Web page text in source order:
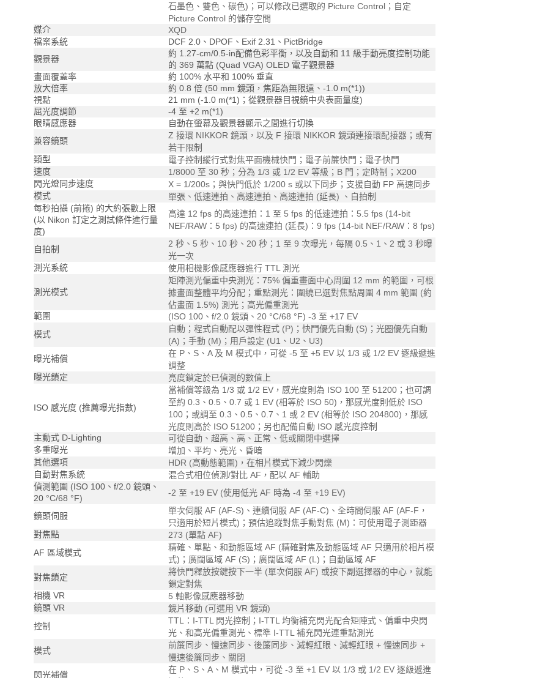
石墨色、雙色、碳色)；可以修改已選取的 Picture Control；自定
Picture Control 的儲存空間
媒介
XQD
檔案系統
DCF 2.0、DPOF、Exif 2.31、PictBridge
觀景器
約 1.27-cm/0.5-in配備色彩平衡，以及自動和 11 級手動亮度控制功能
的 369 萬點 (Quad VGA) OLED 電子觀景器
畫面覆蓋率
約 100% 水平和 100% 垂直
放大倍率
約 0.8 倍 (50 mm 鏡頭，焦距為無限遠、-1.0 m(*1))
視點
21 mm (-1.0 m(*1)；從觀景器目視鏡中央表面量度)
屈光度調節
-4 至 +2 m(*1)
眼睛感應器
自動在螢幕及觀景器顯示之間進行切換
兼容鏡頭
Z 接環 NIKKOR 鏡頭，以及 F 接環 NIKKOR 鏡頭連接環配接器；或有
若干限制
類型
電子控制縱行式對焦平面機械快門；電子前簾快門；電子快門
速度
1/8000 至 30 秒；分為 1/3 或 1/2 EV 等級；B 門；定時制；X200
閃光燈同步速度
X = 1/200s；與快門低於 1/200 s 或以下同步；支援自動 FP 高速同步
模式
單張、低速連拍、高速連拍、高速連拍 (延長) 、自拍制
每秒拍攝 (前捲) 的大約張數上限
(以 Nikon 訂定之測試條件進行量
度)
高達 12 fps 的高速連拍：1 至 5 fps 的低速連拍：5.5 fps (14-bit
NEF/RAW：5 fps) 的高速連拍 (延長)：9 fps (14-bit NEF/RAW：8 fps)
自拍制
2 秒、5 秒、10 秒、20 秒；1 至 9 次曝光，每隔 0.5、1、2 或 3 秒曝
光一次
測光系統
使用相機影像感應器進行 TTL 測光
測光模式
矩陣測光偏重中央測光：75% 偏重畫面中心周圍 12 mm 的範圍，可根
據畫面整體平均分配；重點測光：圍繞已選對焦點周圍 4 mm 範圍 (約
佔畫面 1.5%) 測光；高光偏重測光
範圍
(ISO 100、f/2.0 鏡頭、20 °C/68 °F) -3 至 +17 EV
模式
自動；程式自動配以彈性程式 (P)；快門優先自動 (S)；光圈優先自動
(A)；手動 (M)；用戶設定 (U1、U2、U3)
曝光補償
在 P、S、A 及 M 模式中，可從 -5 至 +5 EV 以 1/3 或 1/2 EV 逐級遞進
調整
曝光鎖定
亮度鎖定於已偵測的數值上
ISO 感光度 (推薦曝光指數)
當補償等級為 1/3 或 1/2 EV，感光度則為 ISO 100 至 51200；也可調
至約 0.3、0.5、0.7 或 1 EV (相等於 ISO 50)，那感光度則低於 ISO
100；或調至 0.3、0.5、0.7、1 或 2 EV (相等於 ISO 204800)，那感
光度則高於 ISO 51200；另也配備自動 ISO 感光度控制
主動式 D-Lighting
可從自動、超高、高、正常、低或關閉中選擇
多重曝光
增加、平均、亮光、昏暗
其他選項
HDR (高動態範圍)，在相片模式下減少閃爍
自動對焦系統
混合式相位偵測/對比 AF，配以 AF 輔助
偵測範圍 (ISO 100、f/2.0 鏡頭、
20 °C/68 °F)
-2 至 +19 EV (使用低光 AF 時為 -4 至 +19 EV)
鏡頭伺服
單次伺服 AF (AF-S)、連續伺服 AF (AF-C)、全時間伺服 AF (AF-F，
只適用於短片模式)；預估追蹤對焦手動對焦 (M)：可使用電子測距器
對焦點
273 (單點 AF)
AF 區域模式
精確、單點、和動態區域 AF (精確對焦及動態區域 AF 只適用於相片模
式)；廣闊區域 AF (S)；廣闊區域 AF (L)；自動區域 AF
對焦鎖定
將快門釋放按鍵按下一半 (單次伺服 AF) 或按下副選擇器的中心，就能
鎖定對焦
相機 VR
5 軸影像感應器移動
鏡頭 VR
鏡片移動 (可選用 VR 鏡頭)
控制
TTL：I-TTL 閃光控制；I-TTL 均衡補充閃光配合矩陣式、偏重中央閃
光、和高光偏重測光、標準 I-TTL 補充閃光連重點測光
模式
前簾同步、慢速同步、後簾同步、減輕紅眼、減輕紅眼 + 慢速同步 +
慢速後簾同步、關閉
閃光補償
在 P、S、A、M 模式中，可從 -3 至 +1 EV 以 1/3 或 1/2 EV 逐級遞進